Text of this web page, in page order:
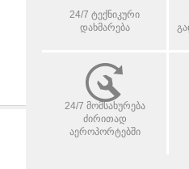
24/7 ტექნიკური
დახმარება
24/7 მომსახურება
ძირითად
აეროპორტებში